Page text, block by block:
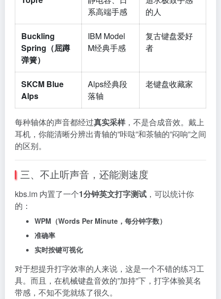
系高端手感
的人
Buckling
Spring（屈蹲
弹簧）
IBM Model
M经典手感
复古键盘爱好
者
SKCM Blue
Alps
Alps经典段
落轴
老键盘收藏家
每种轴体的声音都经过真实采样 ，不是合成音效。戴上
耳机，你能清晰分辨出青轴的”咔哒”和茶轴的”闷响”之间
的区别。
三、不止听声音，还能测速度
kbs.im 内置了一个1分钟英文打字测试 ，可以统计你
的：
WPM（Words Per Minute，每分钟字数）
准确率
实时按键可视化
对于想提升打字效率的人来说，这是一个不错的练习工
具。而且，在机械键盘音效的”加持”下，打字体验莫名
带感，不知不觉就练了很久。